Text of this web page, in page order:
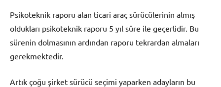
Psikoteknik raporu alan ticari araç sürücülerinin almış
oldukları psikoteknik raporu 5 yıl süre ile geçerlidir. Bu
sürenin dolmasının ardından raporu tekrardan almaları
gerekmektedir.
Artık çoğu şirket sürücü seçimi yaparken adayların bu